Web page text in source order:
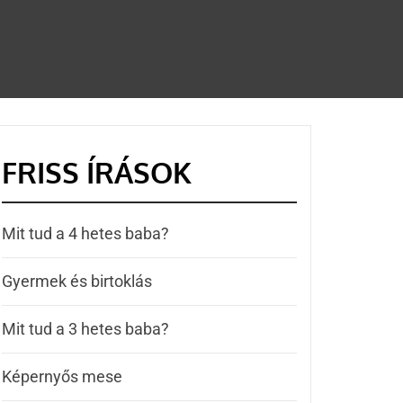
FRISS ÍRÁSOK
Mit tud a 4 hetes baba?
Gyermek és birtoklás
Mit tud a 3 hetes baba?
Képernyős mese